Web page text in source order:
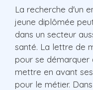
La recherche d'un
jeune diplômée
dans un secteur
santé. La lettre de
pour se démarquer
mettre en avant
pour le métier.